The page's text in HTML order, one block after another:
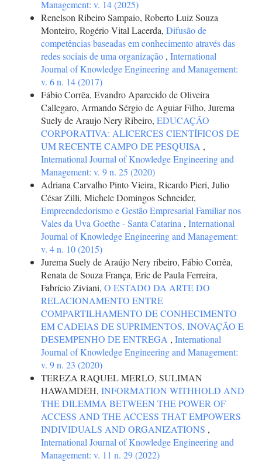
Management: v. 14 (2025)
Renelson Ribeiro Sampaio, Roberto Luiz Souza
Monteiro, Rogério Vital Lacerda, Difusão de
competências baseadas em conhecimento através das
redes sociais de uma organização , International
Journal of Knowledge Engineering and Management:
v. 6 n. 14 (2017)
Fábio Corrêa, Evandro Aparecido de Oliveira
Callegaro, Armando Sérgio de Aguiar Filho, Jurema
Suely de Araujo Nery Ribeiro, EDUCAÇÃO
CORPORATIVA: ALICERCES CIENTÍFICOS DE
UM RECENTE CAMPO DE PESQUISA ,
International Journal of Knowledge Engineering and
Management: v. 9 n. 25 (2020)
Adriana Carvalho Pinto Vieira, Ricardo Pieri, Julio
César Zilli, Michele Domingos Schneider,
Empreendedorismo e Gestão Empresarial Familiar nos
Vales da Uva Goethe - Santa Catarina , International
Journal of Knowledge Engineering and Management:
v. 4 n. 10 (2015)
Jurema Suely de Araújo Nery ribeiro, Fábio Corrêa,
Renata de Souza França, Eric de Paula Ferreira,
Fabrício Ziviani, O ESTADO DA ARTE DO
RELACIONAMENTO ENTRE
COMPARTILHAMENTO DE CONHECIMENTO
EM CADEIAS DE SUPRIMENTOS, INOVAÇÃO E
DESEMPENHO DE ENTREGA , International
Journal of Knowledge Engineering and Management:
v. 9 n. 23 (2020)
TEREZA RAQUEL MERLO, SULIMAN
HAWAMDEH, INFORMATION WITHHOLD AND
THE DILEMMA BETWEEN THE POWER OF
ACCESS AND THE ACCESS THAT EMPOWERS
INDIVIDUALS AND ORGANIZATIONS ,
International Journal of Knowledge Engineering and
Management: v. 11 n. 29 (2022)